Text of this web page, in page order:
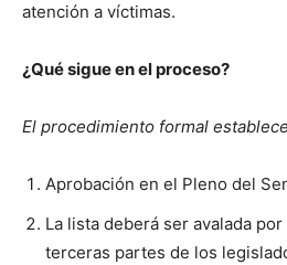
atención a víctimas.
¿Qué sigue en el proceso?
El procedimiento formal
Aprobación en el Pleno del
La lista deberá ser avalada
terceras partes de los